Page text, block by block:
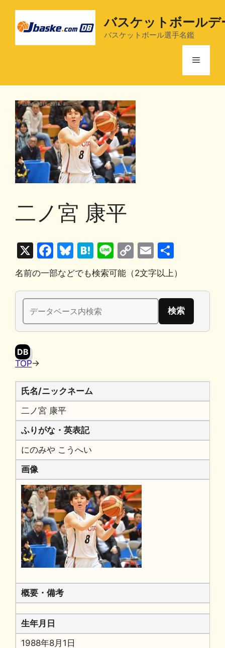
バスケットボールデ
バスケットボール選手名鑑
メ
二ノ宮 康平
X
F
a
c
e
b
o
Bl
u
e
s
k
y
H
at
e
n
a
Li
n
e
C
o
p
y
n
E
m
ai
l
有
名前の一部などでも検索可能（2文字以上）
検
索:
DB
TOP→
氏名/ニックネーム
二ノ宮 康平
ふりがな・英表記
にのみや こうへい
画像
概要・備考
生年月日
1988年8月1日